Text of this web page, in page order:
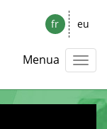
fr eu
Menua